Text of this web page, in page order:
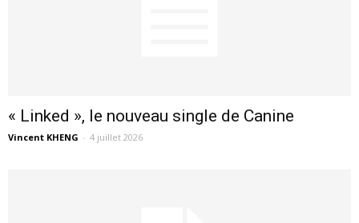
« Linked », le nouveau single de Canine
Vincent KHENG - 4 juillet 2026